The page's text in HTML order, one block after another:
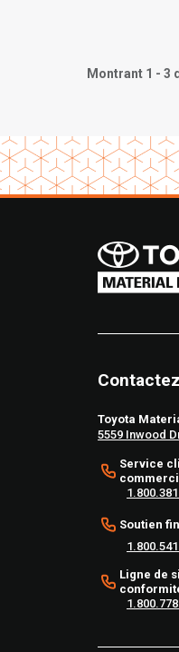
Montrant 1 - 3
Toyota
5559 Inwood
Service
Soutien
Ligne de